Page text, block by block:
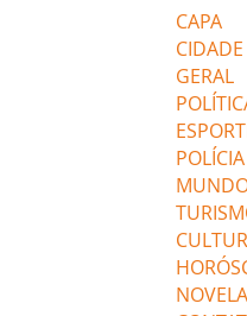
e que retrataCAPA
CIDADE
GERAL
POLÍCIA